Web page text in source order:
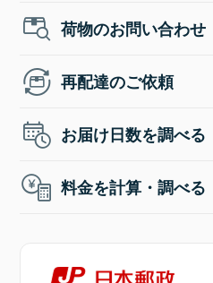
荷物のお問い合わせ
再配達のご依頼
お届け日数を調べる
料金を計算・調べる